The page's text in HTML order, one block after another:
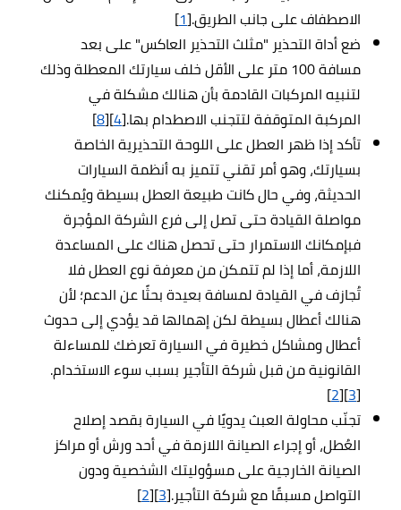
الاصطفاف على جانب الطريق.[1
]
ضع أداة التحذير "مثلث التحذير العاكس" على بعد
مسافة 100 متر على الأقل خلف سيارتك المعطلة وذلك
لتنبيه المركبات القادمة بأن هنالك مشكلة في
المركبة المتوقفة لتتجنب الاصطدام بها.[4
][
8
]
تأكد إذا ظهر العطل على اللوحة التحذيرية الخاصة
بسيارتك، وهو أمر تقني تتميز به أنظمة السيارات
الحديثة، وفي حال كانت طبيعة العطل بسيطة ويُمكنك
مواصلة القيادة حتى تصل إلى فرع الشركة المؤجرة
فبإمكانك الاستمرار حتى تحصل هناك على المساعدة
اللازمة، أما إذا لم تتمكن من معرفة نوع العطل فلا
تُجازف في القيادة لمسافة بعيدة بحثًا عن الدعم؛ لأن
هنالك أعطال بسيطة لكن إهمالها قد يؤدي إلى حدوث
أعطال ومشاكل خطيرة في السيارة تعرضك للمساءلة
القانونية من قبل شركة التأجير بسبب سوء الاستخدام.
[
3
][
2
]
تجنّب محاولة العبث يدويًا في السيارة بقصد إصلاح
العُطل، أو إجراء الصيانة اللازمة في أحد ورش أو مراكز
الصيانة الخارجية على مسؤوليتك الشخصية ودون
التواصل مسبقًا مع شركة التأجير.[3
][
2
]